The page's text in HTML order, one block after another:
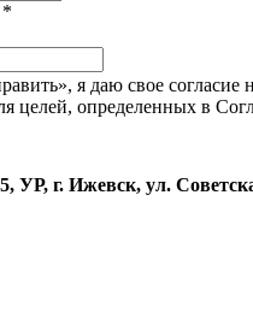
*
я даю свое
целей, определенных в
УР, г. Ижевск, ул.